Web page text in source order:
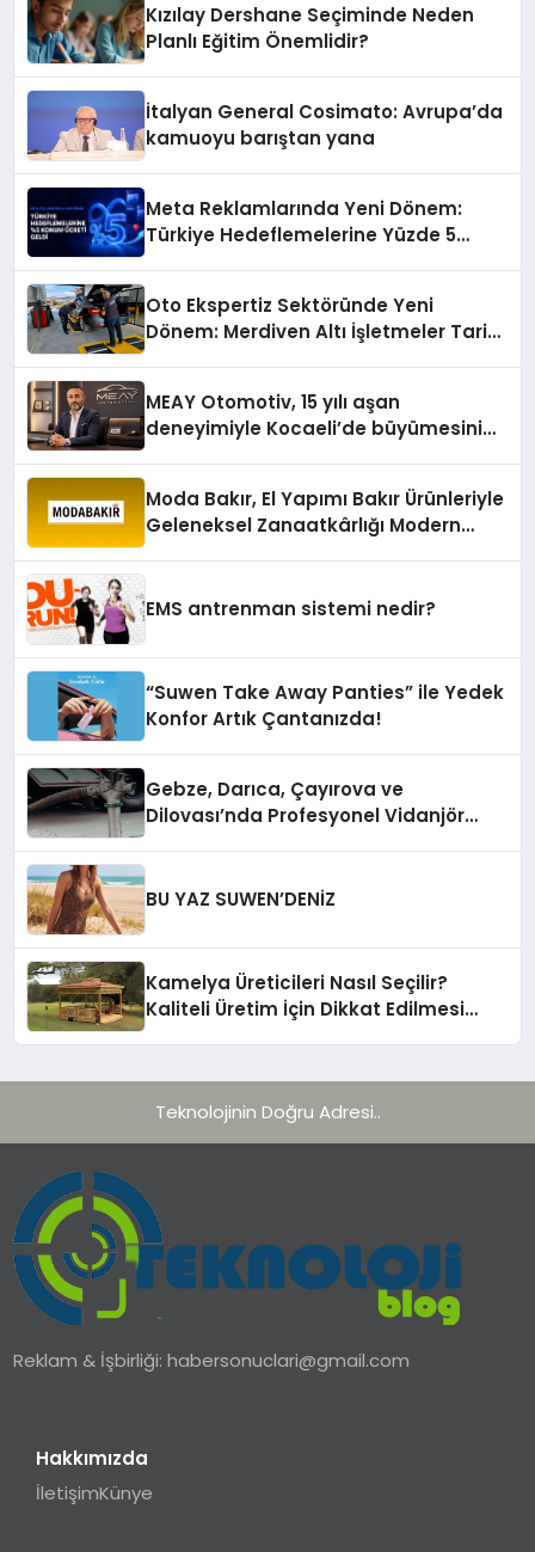
Kızılay Dershane Seçiminde Neden
Planlı Eğitim Önemlidir?
İtalyan General Cosimato: Avrupa’da
kamuoyu barıştan yana
Meta Reklamlarında Yeni Dönem:
Türkiye Hedeflemelerine Yüzde 5
Oto Ekspertiz Sektöründe Yeni
Dönem: Merdiven Altı İşletmeler Tarih
MEAY Otomotiv, 15 yılı aşan
deneyimiyle Kocaeli’de büyümesini
Moda Bakır, El Yapımı Bakır Ürünleriyle
Geleneksel Zanaatkârlığı Modern
EMS antrenman sistemi nedir?
“Suwen Take Away Panties” ile Yedek
Konfor Artık Çantanızda!
Gebze, Darıca, Çayırova ve
Dilovası’nda Profesyonel Vidanjör
BU YAZ SUWEN’DENİZ
Kamelya Üreticileri Nasıl Seçilir?
Kaliteli Üretim İçin Dikkat Edilmesi
Teknolojinin Doğru Adresi..
Reklam & İşbirliği:habersonuclari@gmail.com
Hakkımızda
İletişimKünye